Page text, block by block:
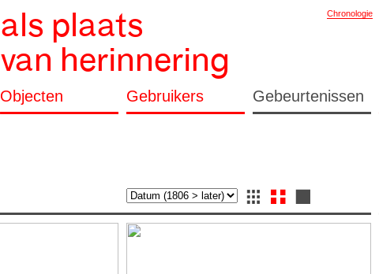
als plaats
van herinnering
Chronologie
Objecten Gebruikers Gebeurtenissen